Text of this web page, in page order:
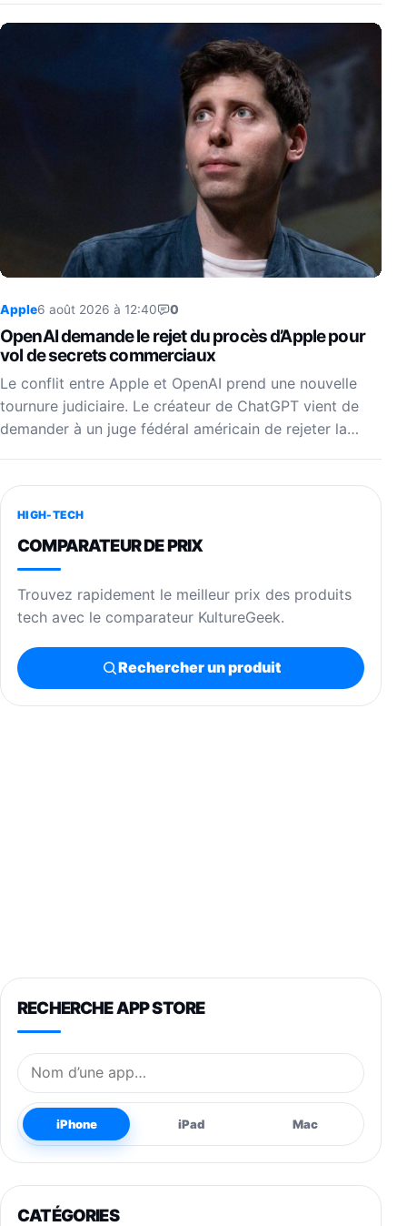
Apple6 août 2026 à 12:40 0
OpenAI demande le rejet du procès d’Apple pour
vol de secrets commerciaux
Le conflit entre Apple et OpenAI prend une nouvelle
tournure judiciaire. Le créateur de ChatGPT vient de
demander à un juge fédéral américain de rejeter la…
HIGH-TECH
COMPARATEUR DE PRIX
Trouvez rapidement le meilleur prix des produits
tech avec le comparateur KultureGeek.
Rechercher un produit
RECHERCHE APP STORE
Nom de l’application
iPhone iPad Mac
CATÉGORIES